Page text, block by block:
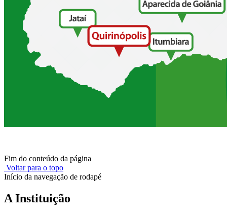
Fim do conteúdo da página
Voltar para o topo
Início da navegação de rodapé
A Instituição